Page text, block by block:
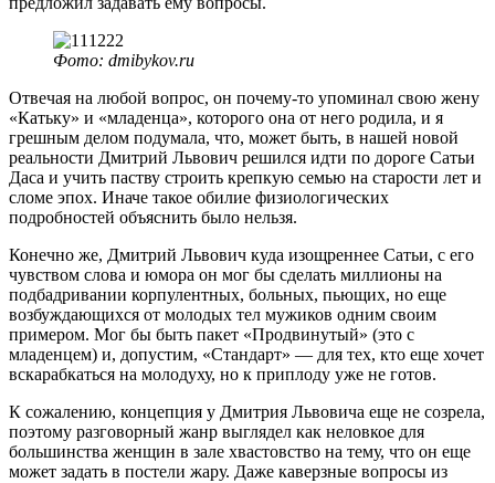
Фото: dmibykov.ru
Отвечая на любой вопрос, он почему-то упоминал свою жену
«Катьку» и «младенца», которого она от него родила, и я
грешным делом подумала, что, может быть, в нашей новой
реальности Дмитрий Львович решился идти по дороге Сатьи
Даса и учить паству строить крепкую семью на старости лет и
сломе эпох. Иначе такое обилие физиологических
подробностей объяснить было нельзя.
Конечно же, Дмитрий Львович куда изощреннее Сатьи, с его
чувством слова и юмора он мог бы сделать миллионы на
подбадривании корпулентных, больных, пьющих, но еще
возбуждающихся от молодых тел мужиков одним своим
примером. Мог бы быть пакет «Продвинутый» (это с
младенцем) и, допустим, «Стандарт» — для тех, кто еще хочет
вскарабкаться на молодуху, но к приплоду уже не готов.
К сожалению, концепция у Дмитрия Львовича еще не созрела,
поэтому разговорный жанр выглядел как неловкое для
большинства женщин в зале хвастовство на тему, что он еще
может задать в постели жару. Даже каверзные вопросы из